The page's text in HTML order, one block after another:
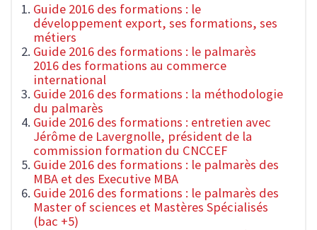
Guide 2016 des formations : le
développement export, ses formations, ses
métiers
Guide 2016 des formations : le palmarès
2016 des formations au commerce
international
Guide 2016 des formations : la méthodologie
du palmarès
Guide 2016 des formations : entretien avec
Jérôme de Lavergnolle, président de la
commission formation du CNCCEF
Guide 2016 des formations : le palmarès des
MBA et des Executive MBA
Guide 2016 des formations : le palmarès des
Master of sciences et Mastères Spécialisés
(bac +5)